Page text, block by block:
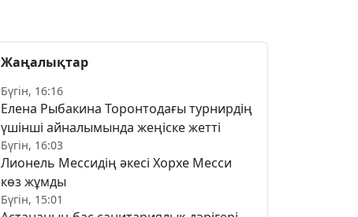
Жаңалықтар
Бүгін, 16:16
Елена Рыбакина Торонтодағы турнирдің
үшінші айналымында жеңіске жетті
Бүгін, 16:03
Лионель Мессидің әкесі Хорхе Месси
көз жұмды
Бүгін, 15:01